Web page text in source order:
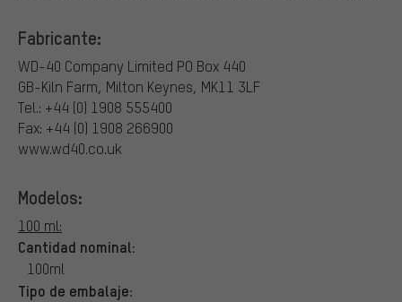
Fabricante:
WD-40 Company Limited PO Box 440
GB-Kiln Farm, Milton Keynes, MK11 3LF
Tel.: +44 (0) 1908 555400
Fax: +44 (0) 1908 266900
www.wd40.co.uk
Modelos:
100 ml:
Cantidad nominal:
100ml
Tipo de embalaje: